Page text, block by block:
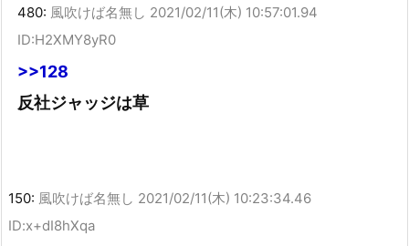
480: 風吹けば名無し 2021/02/11(木) 10:57:01.94
ID:H2XMY8yR0
>>128
反社ジャッジは草
150: 風吹けば名無し 2021/02/11(木) 10:23:34.46
ID:x+dI8hXqa